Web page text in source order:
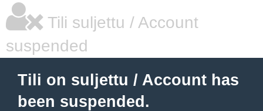
Tili suljettu / Account
suspended
Tili on suljettu / Account has
been suspended.